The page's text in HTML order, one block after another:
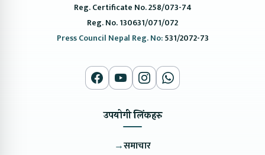
Reg. Certificate No. 258/073-74
Reg. No. 130631/071/072
Press Council Nepal Reg. No:531/2072-73
उपयोगी लिंकहरु
→समाचार